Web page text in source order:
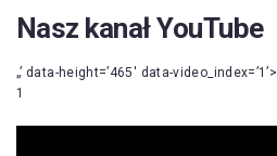
Nasz kanał YouTube
„’ data-height=’465′ data-video_index=’1’>
1